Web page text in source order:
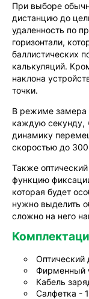
При выборе
дистанцию до
удаленность по
горизонтали,
баллистических
калькуляций.
наклона
точки.
В режиме замера
каждую секунду,
динамику
скоростью до
Также
функцию
которая будет
нужно выделить
сложно на него
Оптический
Фирменный
Кабель
Салфетка -